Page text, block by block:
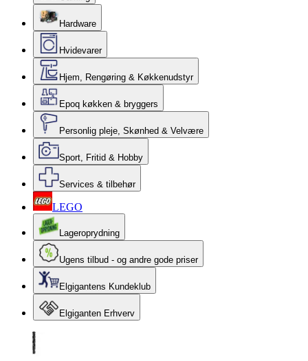
Hardware
Hvidevarer
Hjem, Rengøring & Køkkenudstyr
Epoq køkken & bryggers
Personlig pleje, Skønhed & Velvære
Sport, Fritid & Hobby
Services & tilbehør
LEGO
Lageroprydning
Ugens tilbud - og andre gode priser
Elgigantens Kundeklub
Elgiganten Erhverv